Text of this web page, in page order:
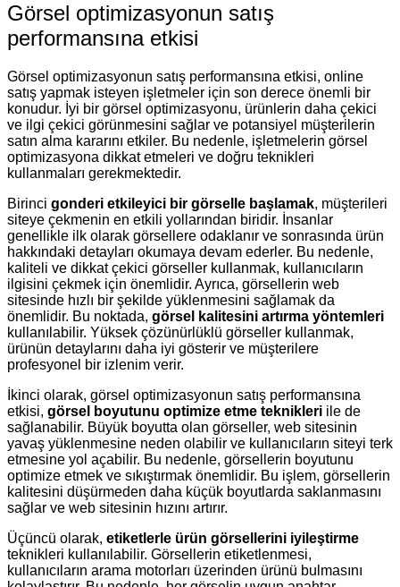
Görsel optimizasyonun satış
performansına etkisi
Görsel optimizasyonun satış performansına etkisi, online
satış yapmak isteyen işletmeler için son derece önemli bir
konudur. İyi bir görsel optimizasyonu, ürünlerin daha çekici
ve ilgi çekici görünmesini sağlar ve potansiyel müşterilerin
satın alma kararını etkiler. Bu nedenle, işletmelerin görsel
optimizasyona dikkat etmeleri ve doğru teknikleri
kullanmaları gerekmektedir.
Birinci gonderi etkileyici bir görselle başlamak, müşterileri
siteye çekmenin en etkili yollarından biridir. İnsanlar
genellikle ilk olarak görsellere odaklanır ve sonrasında ürün
hakkındaki detayları okumaya devam ederler. Bu nedenle,
kaliteli ve dikkat çekici görseller kullanmak, kullanıcıların
ilgisini çekmek için önemlidir. Ayrıca, görsellerin web
sitesinde hızlı bir şekilde yüklenmesini sağlamak da
önemlidir. Bu noktada, görsel kalitesini artırma yöntemleri
kullanılabilir. Yüksek çözünürlüklü görseller kullanmak,
ürünün detaylarını daha iyi gösterir ve müşterilere
profesyonel bir izlenim verir.
İkinci olarak, görsel optimizasyonun satış performansına
etkisi, görsel boyutunu optimize etme teknikleri ile de
sağlanabilir. Büyük boyutta olan görseller, web sitesinin
yavaş yüklenmesine neden olabilir ve kullanıcıların siteyi terk
etmesine yol açabilir. Bu nedenle, görsellerin boyutunu
optimize etmek ve sıkıştırmak önemlidir. Bu işlem, görsellerin
kalitesini düşürmeden daha küçük boyutlarda saklanmasını
sağlar ve web sitesinin hızını artırır.
Üçüncü olarak, etiketlerle ürün görsellerini iyileştirme
teknikleri kullanılabilir. Görsellerin etiketlenmesi,
kullanıcıların arama motorları üzerinden ürünü bulmasını